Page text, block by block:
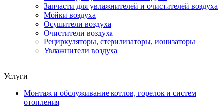
Запчасти для увлажнителей и очистителей воздуха
Мойки воздуха
Осушители воздуха
Очистители воздуха
Рециркуляторы, стерилизаторы, ионизаторы
Увлажнители воздуха
Услуги
Монтаж и обслуживание котлов, горелок и систем
отопления